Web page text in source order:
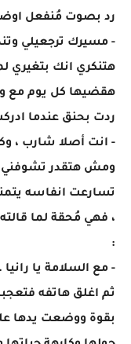
رد بصوت مُنفعل
- مسيرك ترجعيلي
هتنكري انك بتغيري
هقضيها كل يوم مع
ردت بحنق عندما
- انت أصلا شارب ،
ومش هتقدر تشوفني
تسارعت انفاسه
، فهي مُحقة لما
:
- مع السلامة يا رانيا .
ثم اغلق هاتفه
بقوة ووضعت يدها